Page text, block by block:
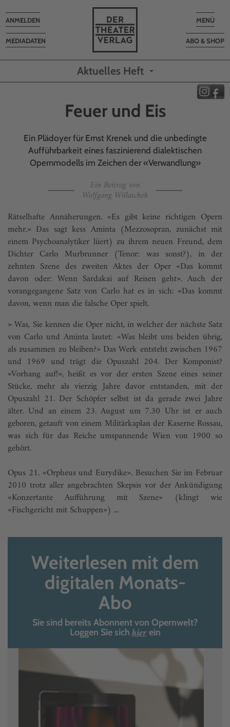
Toggle
MENÜ
ABO & SHOP
MEDIADATEN
Toggle
navigation
ANMELDEN
Aktuelles Heft
Feuer und Eis
Ein Plädoyer für Ernst Krenek und die unbedingte
Aufführbarkeit eines faszinierend dialektischen
Opernmodells im Zeichen der «Verwandlung»
Ein Beitrag von
Wolfgang Willaschek
Rätselhafte Annäherungen. «Es gibt keine richtigen Opern
mehr.» Das sagt kess Aminta (Mezzosopran, zunächst mit
einem Psychoanalytiker liiert) zu ihrem neuen Freund, dem
Dichter Carlo Murbrunner (Tenor: was sonst?), in der
zehnten Szene des zweiten Aktes der Oper «Das kommt
davon oder: Wenn Sardakai auf Reisen geht». Auch der
vorangegangene Satz von Carlo hat es in sich: «Das kommt
davon, wenn man die falsche Oper spielt.
» Was, Sie kennen die Oper nicht, in welcher der nächste Satz
von Carlo und Aminta lautet: «Was bleibt uns beiden übrig,
als zusammen zu bleiben?» Das Werk entsteht zwischen 1967
und 1969 und trägt die Opuszahl 204. Der Komponist?
«Vorhang auf!», heißt es vor der ersten Szene eines seiner
Stücke, mehr als vierzig Jahre davor entstanden, mit der
Opuszahl 21. Der Schöpfer selbst ist da gerade zwei Jahre
älter. Und an einem 23. August um 7.30 Uhr ist er auch
geboren, getauft von einem Militärkaplan der Kaserne Rossau,
was sich für das Reiche umspannende Wien von 1900 so
gehört.
Opus 21. «Orpheus und Eurydike». Besuchen Sie im Februar
2010 trotz aller angebrachten Skepsis vor der Ankündigung
«Konzertante Aufführung mit Szene» (klingt wie
«Fischgericht mit Schuppen») ...
Weiterlesen mit dem
digitalen Monats-
Abo
Sie sind bereits Abonnent von Opernwelt?
Loggen Sie sich hierein